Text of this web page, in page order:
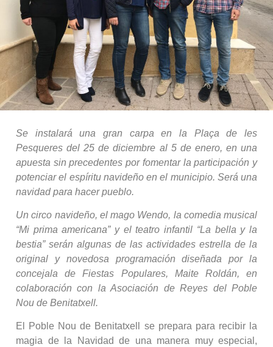
Se instalará una gran carpa en la Plaça de les
Pesqueres del 25 de diciembre al 5 de enero, en una
apuesta sin precedentes por fomentar la participación y
potenciar el espíritu navideño en el municipio. Será una
navidad para hacer pueblo.
Un circo navideño, el mago Wendo, la comedia musical
“Mi prima americana” y el teatro infantil “La bella y la
bestia” serán algunas de las actividades estrella de la
original y novedosa programación diseñada por la
concejala de Fiestas Populares, Maite Roldán, en
colaboración con la Asociación de Reyes del Poble
Nou de Benitatxell.
El Poble Nou de Benitatxell se prepara para recibir la
magia de la Navidad de una manera muy especial,